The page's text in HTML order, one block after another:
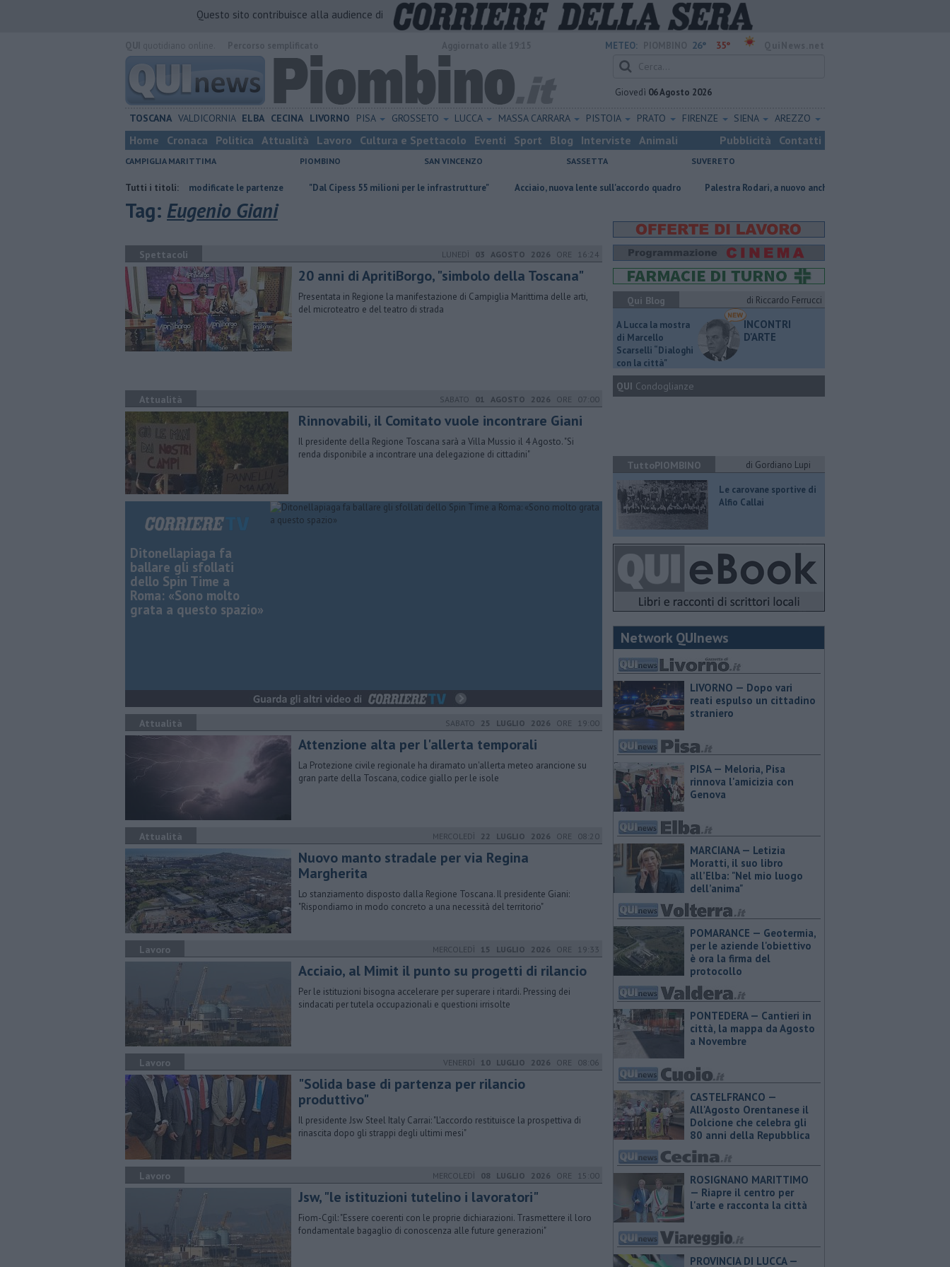
Questo sito contribuisce alla audience di
METEO: 26° 35°
Giovedì 06 Agosto 2026
TOSCANA VALDICORNIA ELBA CECINA LIVORNO PISA GROSSETO LUCCA MASSA CARRARA PISTOIA PRATO FIRENZE SIENA AREZZO
Home Cronaca Politica Attualità Lavoro Cultura e Spettacolo Eventi Sport Blog Interviste Animali Pubblicità Contatti
CAMPIGLIA MARITTIMA PIOMBINO SAN VINCENZO SASSETTA SUVERETO
Tutti i titoli:
Traghetto in avaria, modificate le partenze "Dal Cipess 55 milioni per le infrastrutture" Acciaio, nuova lente sull'accordo quadro Palestra Rodari, a nuovo anche area esterna
Tag: Eugenio Giani
Spettacoli LUNEDÌ 03 AGOSTO 2026 ORE 16:24
20 anni di ApritiBorgo, "simbolo della Toscana"
Presentata in Regione la manifestazione di Campiglia Marittima delle arti,
del microteatro e del teatro di strada
Attualità SABATO 01 AGOSTO 2026 ORE 07:00
Rinnovabili, il Comitato vuole incontrare Giani
Il presidente della Regione Toscana sarà a Villa Mussio il 4 Agosto. "Si
renda disponibile a incontrare una delegazione di cittadini"
Ditonellapiaga fa
ballare gli sfollati
dello Spin Time a
Roma: «Sono molto
grata a questo spazio»
Attualità SABATO 25 LUGLIO 2026 ORE 19:00
Attenzione alta per l'allerta temporali
La Protezione civile regionale ha diramato un'allerta meteo arancione su
gran parte della Toscana, codice giallo per le isole
Attualità MERCOLEDÌ 22 LUGLIO 2026 ORE 08:20
Nuovo manto stradale per via Regina
Margherita
Lo stanziamento disposto dalla Regione Toscana. Il presidente Giani:
"Rispondiamo in modo concreto a una necessità del territorio"
Lavoro MERCOLEDÌ 15 LUGLIO 2026 ORE 19:33
Acciaio, al Mimit il punto su progetti di rilancio
Per le istituzioni bisogna accelerare per superare i ritardi. Pressing dei
sindacati per tutela occupazionali e questioni irrisolte
Lavoro VENERDÌ 10 LUGLIO 2026 ORE 08:06
"Solida base di partenza per rilancio
produttivo"
Il presidente Jsw Steel Italy Carrai: "L'accordo restituisce la prospettiva di
rinascita dopo gli strappi degli ultimi mesi"
Lavoro MERCOLEDÌ 08 LUGLIO 2026 ORE 15:00
Jsw, "le istituzioni tutelino i lavoratori"
Fiom-Cgil: "Essere coerenti con le proprie dichiarazioni. Trasmettere il loro
fondamentale bagaglio di conoscenza alle future generazioni"
Qui Blog di Riccardo Ferrucci
A Lucca la mostra
di Marcello
Scarselli “Dialoghi
con la città"
INCONTRI
D'ARTE
QUI Condoglianze
TuttoPIOMBINO di Gordiano Lupi
​Le carovane sportive di
Alfio Callai
Network QUInews
LIVORNO — Dopo vari
reati espulso un cittadino
straniero
PISA — Meloria, Pisa
rinnova l'amicizia con
Genova
MARCIANA — ​Letizia
Moratti, il suo libro
all’Elba: "Nel mio luogo
dell’anima"
POMARANCE — Geotermia,
per le aziende l'obiettivo
è ora la firma del
protocollo
PONTEDERA — Cantieri in
città, la mappa da Agosto
a Novembre
CASTELFRANCO —
All'Agosto Orentanese il
Dolcione che celebra gli
80 anni della Repubblica
ROSIGNANO MARITTIMO
— Riapre il centro per
l'arte e racconta la città
PROVINCIA DI LUCCA — ​